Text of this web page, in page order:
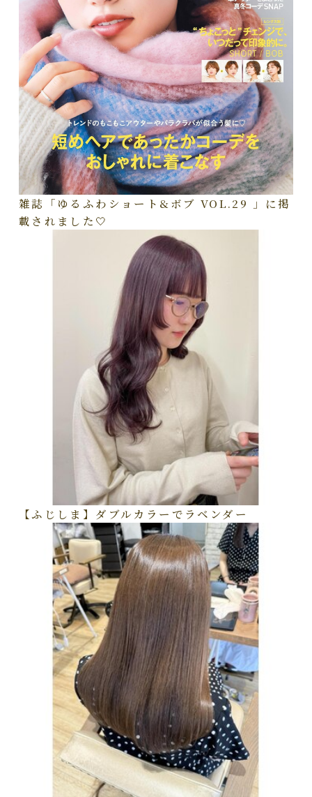
雑誌「ゆるふわショート&ボブ VOL.29 」に掲
載されました🤍
【ふじしま】ダブルカラーでラベンダー